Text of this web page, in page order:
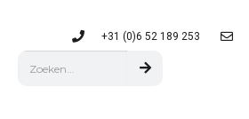
+31 (0)6 52 189 253